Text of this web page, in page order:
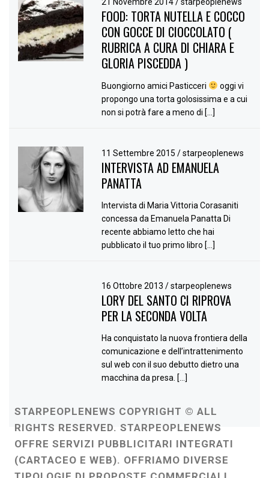
21 Novembre 2014/ starpeoplenews
FOOD: TORTA NUTELLA E COCCO
CON GOCCE DI CIOCCOLATO (
RUBRICA A CURA DI CHIARA E
GLORIA PISCEDDA )
Buongiorno amici Pasticceri
oggi vi
propongo una torta golosissima e a cui
non si potrà fare a meno di […]
11 Settembre 2015/ starpeoplenews
INTERVISTA AD EMANUELA
PANATTA
Intervista di Maria Vittoria Corasaniti
concessa da Emanuela Panatta Di
recente abbiamo letto che hai
pubblicato il tuo primo libro […]
16 Ottobre 2013/ starpeoplenews
LORY DEL SANTO CI RIPROVA
PER LA SECONDA VOLTA
Ha conquistato la nuova frontiera della
comunicazione e dell’intrattenimento
sul web con il suo debutto dietro una
macchina da presa. […]
STARPEOPLENEWS COPYRIGHT © ALL
RIGHTS RESERVED. STARPEOPLENEWS
OFFRE SERVIZI PUBBLICITARI INTEGRATI
(CARTACEO E WEB). OFFRIAMO DIVERSE